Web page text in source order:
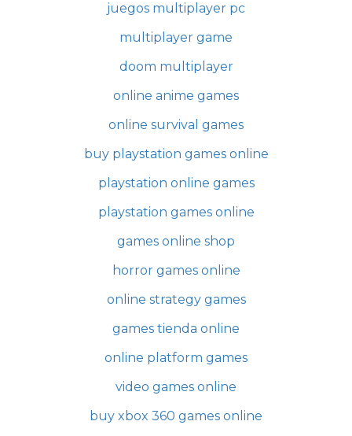
juegos multiplayer pc
multiplayer game
doom multiplayer
online anime games
online survival games
buy playstation games online
playstation online games
playstation games online
games online shop
horror games online
online strategy games
games tienda online
online platform games
video games online
buy xbox 360 games online